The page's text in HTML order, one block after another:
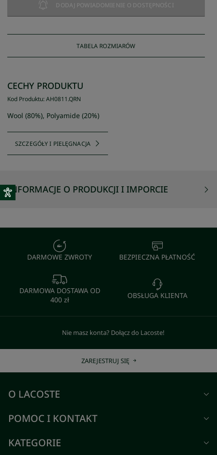
DODAJ POWIADOMIENIE O DOSTĘPNOŚCI
TABELA ROZMIARÓW
CECHY PRODUKTU
Kod Produktu:AH0811.QRN
Wool (80%), Polyamide (20%)
SZCZEGÓŁY I PIELĘGNACJA
INFORMACJE O PRODUKCJI I IMPORCIE
DARMOWE ZWROTY BEZPIECZNA PŁATNOŚĆ
DARMOWA DOSTAWA OD
400 zł
OBSŁUGA KLIENTA
Nie masz konta? Dołącz do Lacoste!
ZAREJESTRUJ SIĘ
O LACOSTE
POMOC I KONTAKT
KATEGORIE